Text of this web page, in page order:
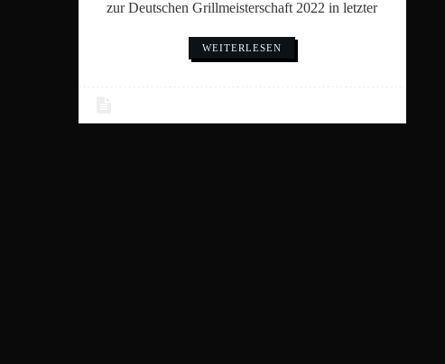
zur Deutschen Grillmeisterschaft 2022 in letzter
WEITERLESEN